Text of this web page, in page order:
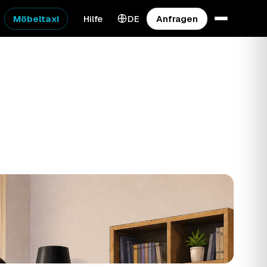
Möbeltaxi Hilfe DE Anfragen